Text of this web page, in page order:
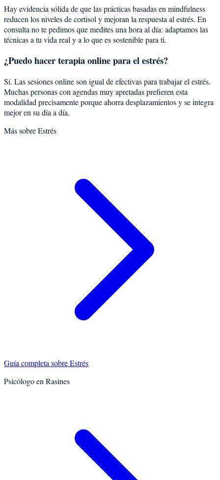
Hay evidencia sólida de que las prácticas basadas en mindfulness
reducen los niveles de cortisol y mejoran la respuesta al estrés. En
consulta no te pedimos que medites una hora al día: adaptamos las
técnicas a tu vida real y a lo que es sostenible para ti.
¿Puedo hacer terapia online para el estrés?
Sí. Las sesiones online son igual de efectivas para trabajar el estrés.
Muchas personas con agendas muy apretadas prefieren esta
modalidad precisamente porque ahorra desplazamientos y se integra
mejor en su día a día.
Más sobreEstrés
Guía completa sobreEstrés
Psicólogo en Rasines